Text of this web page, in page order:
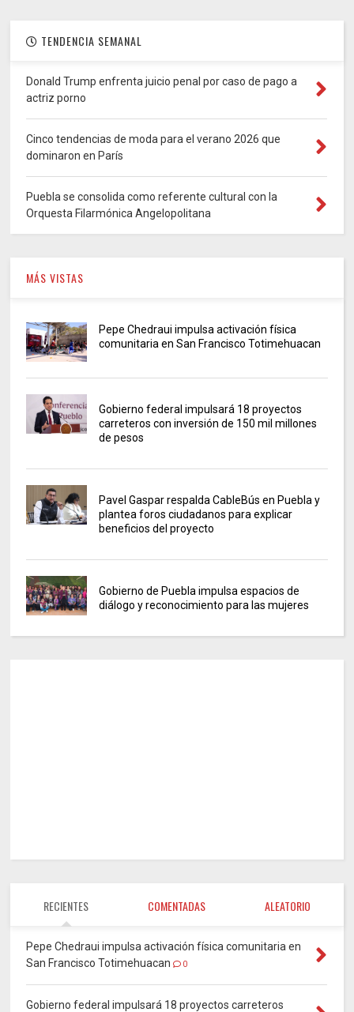
TENDENCIA SEMANAL
Donald Trump enfrenta juicio penal por caso de pago a
actriz porno
Cinco tendencias de moda para el verano 2026 que
dominaron en París
Puebla se consolida como referente cultural con la
Orquesta Filarmónica Angelopolitana
MÁS VISTAS
Pepe Chedraui impulsa activación física
comunitaria en San Francisco Totimehuacan
Gobierno federal impulsará 18 proyectos
carreteros con inversión de 150 mil millones
de pesos
Pavel Gaspar respalda CableBús en Puebla y
plantea foros ciudadanos para explicar
beneficios del proyecto
Gobierno de Puebla impulsa espacios de
diálogo y reconocimiento para las mujeres
RECIENTES COMENTADAS ALEATORIO
Pepe Chedraui impulsa activación física comunitaria en
San Francisco Totimehuacan
0
Gobierno federal impulsará 18 proyectos carreteros